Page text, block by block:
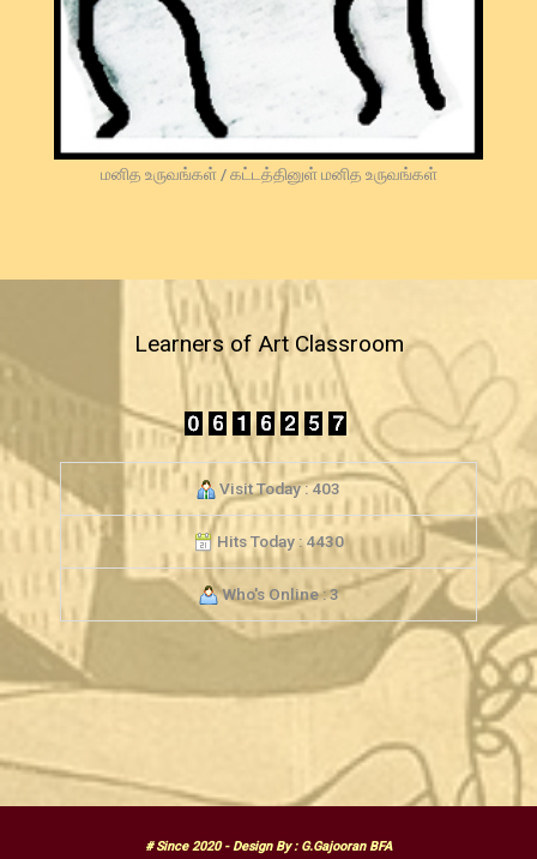
மனித உருவங்கள் / கட்டத்தினுள் மனித உருவங்கள்
Learners of Art Classroom
Visit Today : 403
Hits Today : 4430
Who's Online : 3
# Since 2020 - Design By : G.Gajooran BFA